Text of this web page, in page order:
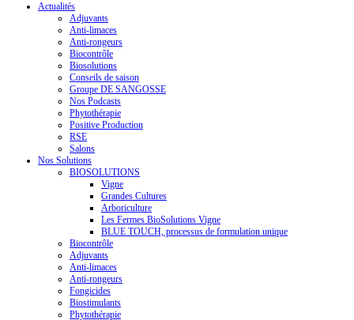
Actualités
Adjuvants
Anti-limaces
Anti-rongeurs
Biocontrôle
Biosolutions
Conseils de saison
Groupe DE SANGOSSE
Nos Podcasts
Phytothérapie
Positive Production
RSE
Salons
Nos Solutions
BIOSOLUTIONS
Vigne
Grandes Cultures
Arboriculture
Les Fermes BioSolutions Vigne
BLUE TOUCH, processus de formulation unique
Biocontrôle
Adjuvants
Anti-limaces
Anti-rongeurs
Fongicides
Biostimulants
Phytothérapie